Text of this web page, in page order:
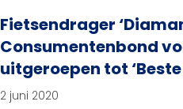
Fietsendrager
Consumentenbond
uitgeroepen tot ‘Beste
2 juni 2020